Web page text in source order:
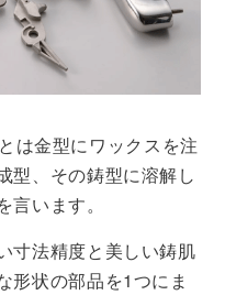
は金型にワックスを注
型、その鋳型に溶解し
います。
寸法精度と美しい鋳肌
形状の部品を1つにま